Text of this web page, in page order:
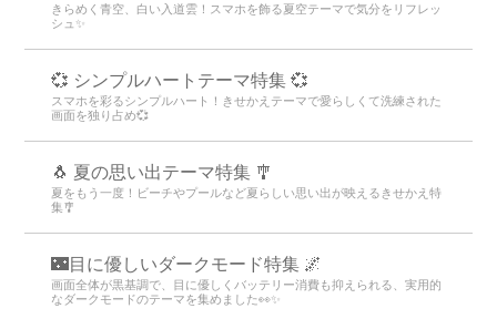
きらめく青空、白い入道雲！スマホを飾る夏空テーマで気分をリフレッ
シュ✨
💞 シンプルハートテーマ特集 💞
スマホを彩るシンプルハート！きせかえテーマで愛らしくて洗練された
画面を独り占め💞
🐧 夏の思い出テーマ特集 🎐
夏をもう一度！ビーチやプールなど夏らしい思い出が映えるきせかえ特
集🎐
🌃目に優しいダークモード特集 🌌
画面全体が黒基調で、目に優しくバッテリー消費も抑えられる、実用的
なダークモードのテーマを集めました👀✨